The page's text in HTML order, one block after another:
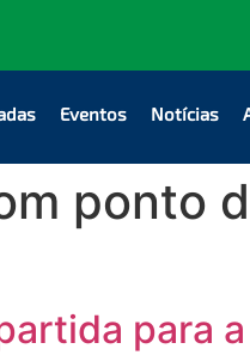
Eventos Notícias
ponto
para